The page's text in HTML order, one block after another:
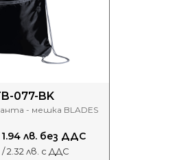
077-BK
- мешка BLADES
лв. без ДДС
/ 2.32 лв. с ДДС